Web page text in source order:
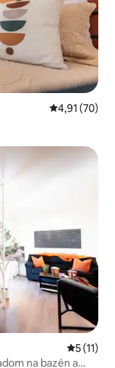
Priemerné
4,91 (70)
5 (11)
na bazén a